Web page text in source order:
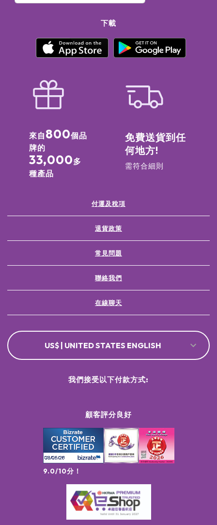
下載
來自 800個品
牌的
33,000多
種產品
免費送貨到任
何地方!
需符合細則
付運及稅項
退貨政策
常見問題
聯絡我們
在線聊天
US$ | UNITED STATES ENGLISH
顧客評分良好
9.0/10分！
我們接受以下付款方式: